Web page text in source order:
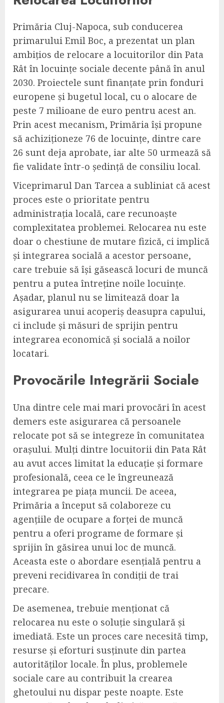
Primăria Cluj-Napoca, sub conducerea
primarului Emil Boc, a prezentat un plan
ambițios de relocare a locuitorilor din Pata
Rât în locuințe sociale decente până în anul
2030. Proiectele sunt finanțate prin fonduri
europene și bugetul local, cu o alocare de
peste 7 milioane de euro pentru acest an.
Prin acest mecanism, Primăria își propune
să achiziționeze 76 de locuințe, dintre care
26 sunt deja aprobate, iar alte 50 urmează să
fie validate într-o ședință de consiliu local.
Viceprimarul Dan Tarcea a subliniat că acest
proces este o prioritate pentru
administrația locală, care recunoaște
complexitatea problemei. Relocarea nu este
doar o chestiune de mutare fizică, ci implică
și integrarea socială a acestor persoane,
care trebuie să își găsească locuri de muncă
pentru a putea întreține noile locuințe.
Așadar, planul nu se limitează doar la
asigurarea unui acoperiș deasupra capului,
ci include și măsuri de sprijin pentru
integrarea economică și socială a noilor
locatari.
Provocările Integrării Sociale
Una dintre cele mai mari provocări în acest
demers este asigurarea că persoanele
relocate pot să se integreze în comunitatea
orașului. Mulți dintre locuitorii din Pata Rât
au avut acces limitat la educație și formare
profesională, ceea ce le îngreunează
integrarea pe piața muncii. De aceea,
Primăria a început să colaboreze cu
agențiile de ocupare a forței de muncă
pentru a oferi programe de formare și
sprijin în găsirea unui loc de muncă.
Aceasta este o abordare esențială pentru a
preveni recidivarea în condiții de trai
precare.
De asemenea, trebuie menționat că
relocarea nu este o soluție singulară și
imediată. Este un proces care necesită timp,
resurse și eforturi susținute din partea
autorităților locale. În plus, problemele
sociale care au contribuit la crearea
ghetoului nu dispar peste noapte. Este